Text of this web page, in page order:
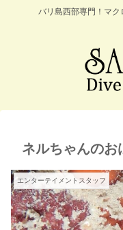
バリ島西部専門！マク
ネルちゃんのお
エンターテイメントスタッフ